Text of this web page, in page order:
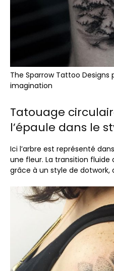
The Sparrow Tattoo
imagination
Tatouage
l’épaule dans le
Ici l’arbre est représenté
une fleur. La transition fluide
grâce à un style de dotwork,